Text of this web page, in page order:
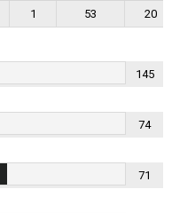
1 53 20
145
74
71